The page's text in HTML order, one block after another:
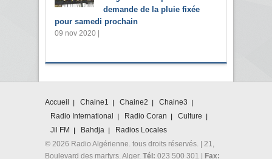
demande de la pluie fixée
pour samedi prochain
09 nov 2020 |
Accueil Chaine1 Chaine2
Chaine3
Radio International
Radio Coran
Culture
Jil FM
Bahdja
Radios Locales
© 2026 Radio Algérienne. tous droits réservés. | 21,
Boulevard des martyrs. Alger. Tél: 023 500 301 | Fax: